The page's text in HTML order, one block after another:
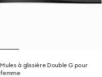
Mules à glissière Double G pour
femme